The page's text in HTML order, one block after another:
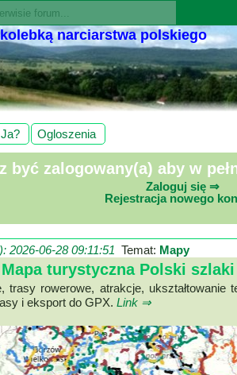
narciarstwa polskiego
Ja? Ogloszenia
być zalogowany(a) aby w
Zaloguj się ⇒
Rejestracja nowego
2026-06-28 09:11:51 Temat: Mapy
Mapa turystyczna Polski
trasy rowerowe, atrakcje, ukształtowanie
i eksport do GPX. Link ⇒